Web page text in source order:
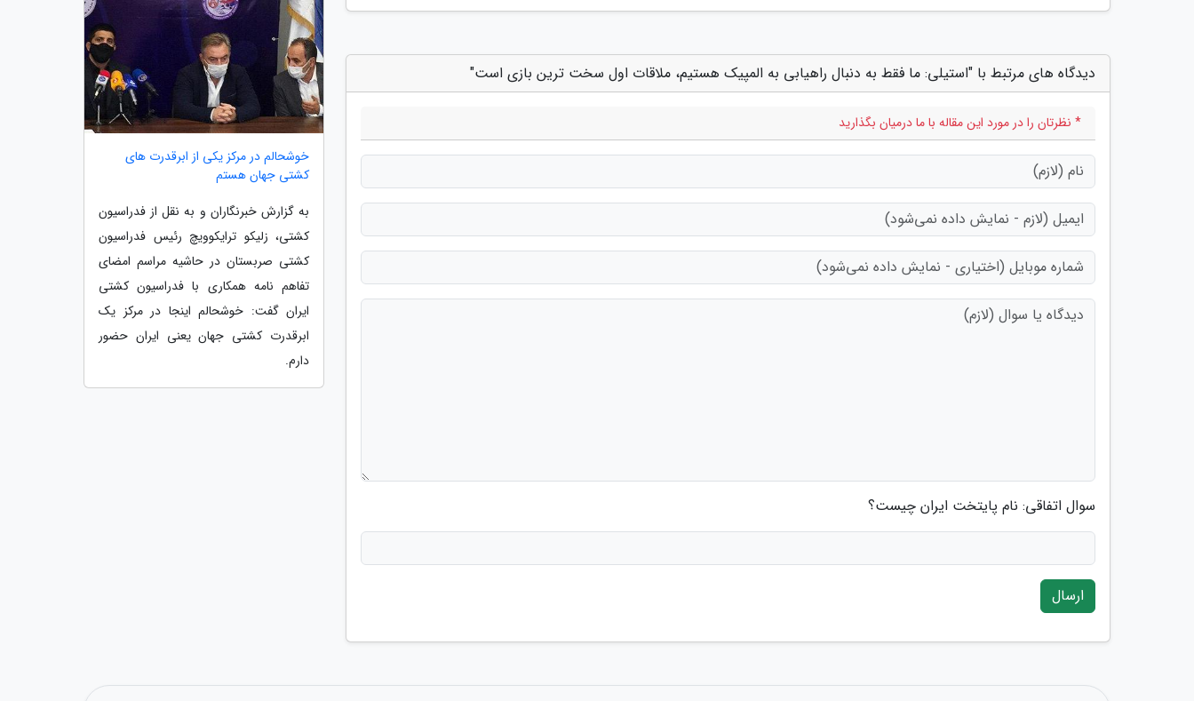
دیدگاه های مرتبط با "استیلی: ما فقط به دنبال راهیابی به المپیک هستیم، ملاقات اول سخت ترین بازی است"
* نظرتان را در مورد این مقاله با ما درمیان بگذارید
سوال اتفاقی: نام پایتخت ایران چیست؟
ارسال
خوشحالم در مرکز یکی از ابرقدرت های
کشتی جهان هستم
به گزارش خبرنگاران و به نقل از فدراسیون
کشتی، زلیکو ترایکوویچ رئیس فدراسیون
کشتی صربستان در حاشیه مراسم امضای
تفاهم نامه همکاری با فدراسیون کشتی
ایران گفت: خوشحالم اینجا در مرکز یک
ابرقدرت کشتی جهان یعنی ایران حضور
دارم.